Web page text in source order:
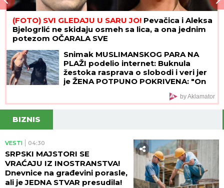
(FOTO) SVI GLEDAJU U SARU JO! Pevačica i Aleksa
Bjelogrlić ne skidaju osmeh sa lica, a ona jednim
potezom OČARALA SVE
Snimak MUSLIMANSKOG PARA NA
PLAŽI podelio internet: Buknula
žestoka rasprava o slobodi i veri jer
je ŽENA POTPUNO POKRIVENA: "On
šeta golog stomaka, dok ona ne
by Aklamator
BIZNIS
VESTI 04:30
SRPSKI MAJSTORI SE
VRAĆAJU IZ INOSTRANSTVA!
Dnevnice na građevini porasle,
ali je JEDNA STVAR presudila!